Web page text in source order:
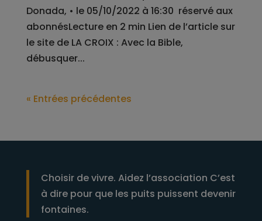
Donada, • le 05/10/2022 à 16:30 réservé aux
abonnésLecture en 2 min Lien de l’article sur
le site de LA CROIX : Avec la Bible,
débusquer...
« Entrées précédentes
Choisir de vivre. Aidez l’association C’est
à dire pour que les puits puissent devenir
fontaines.